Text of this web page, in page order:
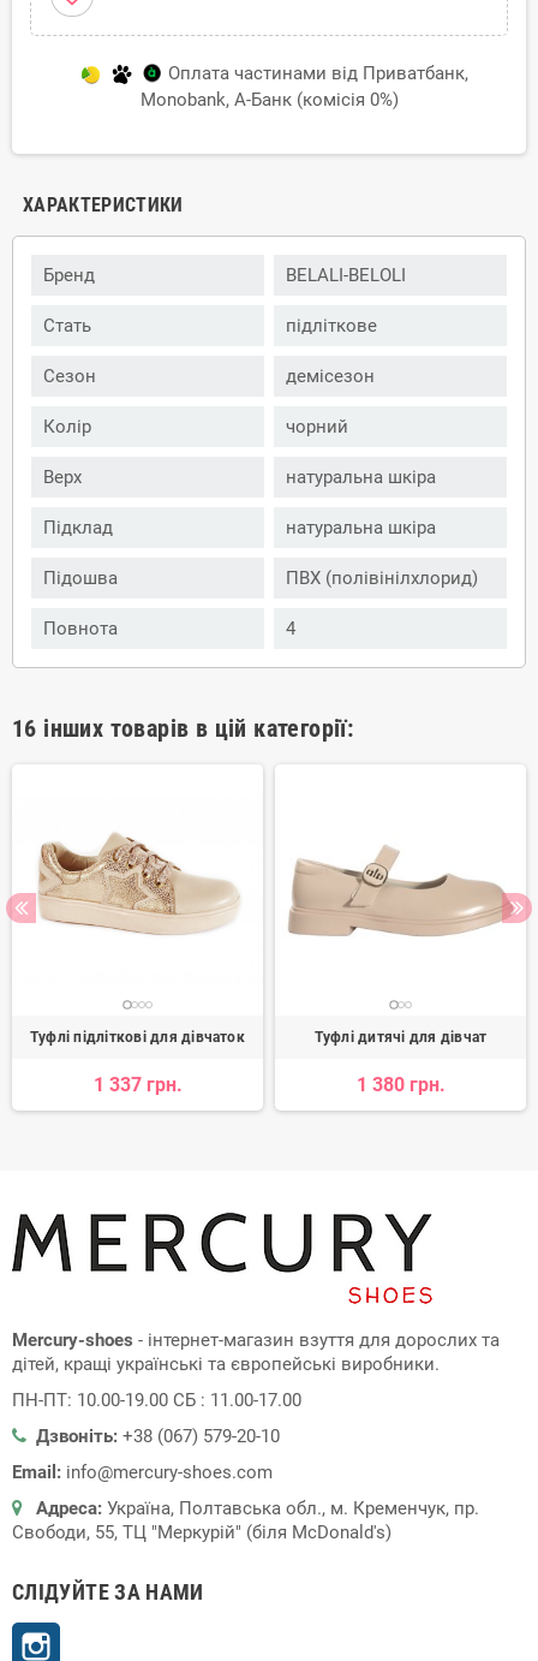
Оплата частинами від Приватбанк,
Monobank, А-Банк (комісія 0%)
ХАРАКТЕРИСТИКИ
Бренд BELALI-BELOLI
Стать підліткове
Сезон демісезон
Колір чорний
Верх натуральна шкіра
Підклад натуральна шкіра
Підошва ПВХ (полівінілхлорид)
Повнота 4
16 інших товарів в цій категорії:
Туфлі підліткові для дівчаток
1 337 грн.
Туфлі дитячі для дівчат
1 380 грн.
Mercury-shoes - інтернет-магазин взуття для дорослих та
дітей, кращі українські та європейські виробники.
ПН-ПТ: 10.00-19.00 СБ : 11.00-17.00
Дзвоніть: +38 (067) 579-20-10
Email: info@mercury-shoes.com
Адреса: Україна, Полтавська обл., м. Кременчук, пр.
Свободи, 55, ТЦ "Меркурій" (біля McDonald's)
СЛІДУЙТЕ ЗА НАМИ